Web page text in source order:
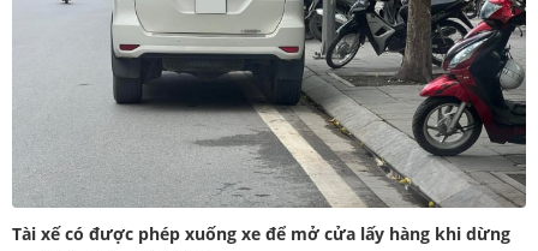
Tài xế có được phép xuống xe để mở cửa lấy hàng khi dừng